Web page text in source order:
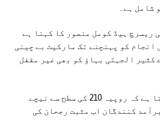
شامل ہے۔
ریسرچ ہیڈ کومل منصور کا کہنا ہے
انجام کو پہنچنے تک مارکیٹ بے چینی
کثیر الجہتی بہاؤ کو بھی غیر مقفل
انہوں نے کہا کہ ایسا لگتا ہے کہ روپیہ 210 کی سطح سے نیچے
کنندگان اب مثبت رجحان کی